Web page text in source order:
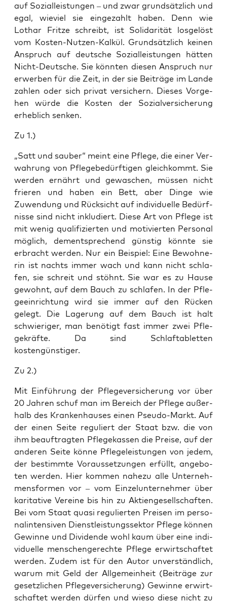
auf Sozi­al­leis­tun­gen – und zwar grund­sätz­lich und
egal, wie­viel sie ein­ge­zahlt haben. Denn wie
Lothar Frit­ze schreibt, ist Soli­da­ri­tät los­ge­löst
vom Kos­ten-Nut­zen-Kal­kül. Grund­sätz­lich kei­nen
Anspruch auf deut­sche Sozi­al­leis­tun­gen hät­ten
Nicht-Deut­sche. Sie könn­ten die­sen Anspruch nur
erwer­ben für die Zeit, in der sie Bei­trä­ge im Lan­de
zah­len oder sich pri­vat ver­si­chern. Die­ses Vor­ge­
hen wür­de die Kos­ten der Sozi­al­ver­si­che­rung
erheb­lich senken.
Zu 1.)
„Satt und sau­ber“ meint eine Pfle­ge, die einer Ver­
wah­rung von Pfle­ge­be­dürf­ti­gen gleich­kommt. Sie
wer­den ernährt und gewa­schen, müs­sen nicht
frie­ren und haben ein Bett, aber Din­ge wie
Zuwen­dung und Rück­sicht auf indi­vi­du­el­le Bedürf­
nis­se sind nicht inklu­diert. Die­se Art von Pfle­ge ist
mit wenig qua­li­fi­zier­ten und moti­vier­ten Per­so­nal
mög­lich, dem­entspre­chend güns­tig könn­te sie
erbracht wer­den. Nur ein Bei­spiel: Eine Bewoh­ne­
rin ist nachts immer wach und kann nicht schla­
fen, sie schreit und stöhnt. Sie war es zu Hau­se
gewohnt, auf dem Bauch zu schla­fen. In der Pfle­
ge­ein­rich­tung wird sie immer auf den Rücken
gelegt. Die Lage­rung auf dem Bauch ist halt
schwie­ri­ger, man benö­tigt fast immer zwei Pfle­
ge­kräf­te. Da sind Schlaf­ta­blet­ten
kostengünstiger.
Zu 2.)
Mit Ein­füh­rung der Pfle­ge­ver­si­che­rung vor über
20 Jah­ren schuf man im Bereich der Pfle­ge außer­
halb des Kran­ken­hau­ses einen Pseu­do-Markt. Auf
der einen Sei­te regu­liert der Staat bzw. die von
ihm beauf­trag­ten Pfle­ge­kas­sen die Prei­se, auf der
ande­ren Sei­te kön­ne Pfle­ge­leis­tun­gen von jedem,
der bestimm­te Vor­aus­set­zun­gen erfüllt, ange­bo­
ten wer­den. Hier kom­men nahe­zu alle Unter­neh­
mens­for­men vor – vom Ein­zel­un­ter­neh­mer über
kari­ta­ti­ve Ver­ei­ne bis hin zu Akti­en­ge­sell­schaf­ten.
Bei vom Staat qua­si regu­lier­ten Prei­sen im per­so­
nal­in­ten­si­ven Dienst­leis­tungs­sek­tor Pfle­ge kön­nen
Gewin­ne und Divi­den­de wohl kaum über eine indi­
vi­du­el­le men­schen­ge­rech­te Pfle­ge erwirt­schaf­tet
wer­den. Zudem ist für den Autor unver­ständ­lich,
war­um mit Geld der All­ge­mein­heit (Bei­trä­ge zur
gesetz­li­chen Pfle­ge­ver­si­che­rung) Gewin­ne erwirt­
schaf­tet wer­den dür­fen und wie­so die­se nicht zu